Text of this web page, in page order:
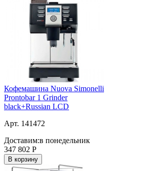
Кофемашина Nuova Simonelli
Prontobar 1 Grinder
black+Russian LCD
Арт. 141472
Доставим:в понедельник
347 802 Р
В корзину